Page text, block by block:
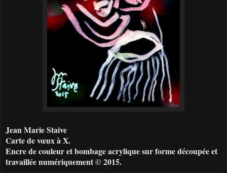
Jean Marie Staive
Carte de vœux à X.
Encre de couleur et bombage acrylique sur forme découpée et
travaillée numériquement © 2015.